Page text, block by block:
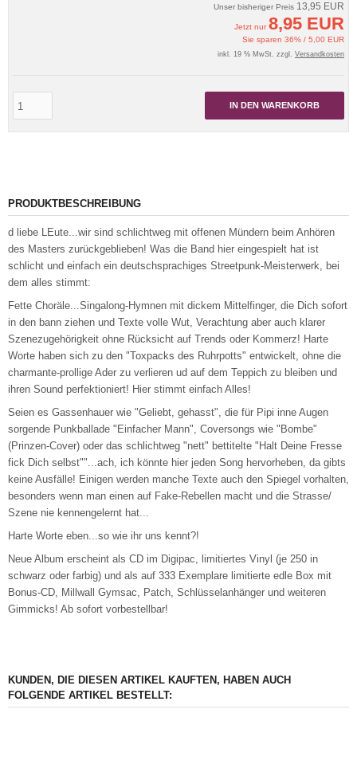
Unser bisheriger Preis 13,95 EUR
Jetzt nur8,95 EUR
Sie sparen 36% / 5,00 EUR
inkl. 19 % MwSt. zzgl. Versandkosten
IN DEN WARENKORB
PRODUKTBESCHREIBUNG
d liebe LEute...wir sind schlichtweg mit offenen Mündern beim Anhören
des Masters zurückgeblieben! Was die Band hier eingespielt hat ist
schlicht und einfach ein deutschsprachiges Streetpunk-Meisterwerk, bei
dem alles stimmt:
Fette Choräle...Singalong-Hymnen mit dickem Mittelfinger, die Dich sofort
in den bann ziehen und Texte volle Wut, Verachtung aber auch klarer
Szenezugehörigkeit ohne Rücksicht auf Trends oder Kommerz! Harte
Worte haben sich zu den "Toxpacks des Ruhrpotts" entwickelt, ohne die
charmante-prollige Ader zu verlieren ud auf dem Teppich zu bleiben und
ihren Sound perfektioniert! Hier stimmt einfach Alles!
Seien es Gassenhauer wie "Geliebt, gehasst", die für Pipi inne Augen
sorgende Punkballade "Einfacher Mann", Coversongs wie "Bombe"
(Prinzen-Cover) oder das schlichtweg "nett" bettitelte "Halt Deine Fresse
fick Dich selbst""...ach, ich könnte hier jeden Song hervorheben, da gibts
keine Ausfälle! Einigen werden manche Texte auch den Spiegel vorhalten,
besonders wenn man einen auf Fake-Rebellen macht und die Strasse/
Szene nie kennengelernt hat...
Harte Worte eben...so wie ihr uns kennt?!
Neue Album erscheint als CD im Digipac, limitiertes Vinyl (je 250 in
schwarz oder farbig) und als auf 333 Exemplare limitierte edle Box mit
Bonus-CD, Millwall Gymsac, Patch, Schlüsselanhänger und weiteren
Gimmicks! Ab sofort vorbestellbar!
KUNDEN, DIE DIESEN ARTIKEL KAUFTEN, HABEN AUCH
FOLGENDE ARTIKEL BESTELLT: